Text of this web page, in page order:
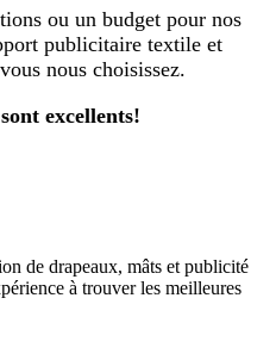
ou un budget pour nos
publicitaire textile et
nous choisissez.
excellents!
de drapeaux, mâts et publicité
à trouver les meilleures